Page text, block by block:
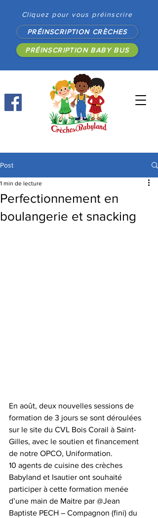
Cliquez pour vous préinscrire
PRÉINSCRIPTION CRÈCHES
PRÉINSCRIPTION BABY BUS
Post
Perfectionnement en
boulangerie et snacking
1 min de lecture
En août, deux nouvelles sessions de
formation de 3 jours se sont déroulées
sur le site du CVL Bois Corail à Saint-
Gilles, avec le soutien et financement
de notre OPCO, Uniformation.
10 agents de cuisine des crèches
Babyland et Isautier ont souhaité
participer à cette formation menée
d’une main de Maitre par @Jean
Baptiste PECH – Compagnon (fini) du